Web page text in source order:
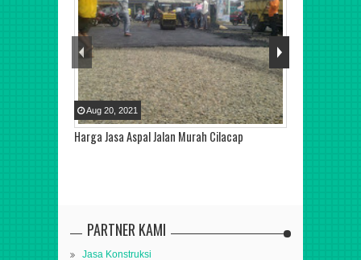
Harga Jasa Aspal Jalan Murah Cilacap
Aug 20 2021
PARTNER KAMI
Jasa Konstruksi